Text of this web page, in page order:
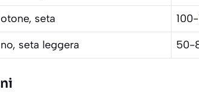
seta
seta leggera 50-